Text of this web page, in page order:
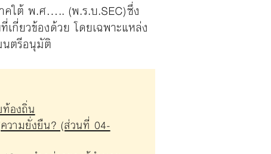
คใต้ พ.ศ….. (พ.ร.บ.SEC) ซึ่ง
กี่ยวข้องด้วย โดยเฉพาะแหล่ง
นตรีอนุมัติ
ท้องถิ่น
วามยั่งยืน? (ส่วนที่ 04-